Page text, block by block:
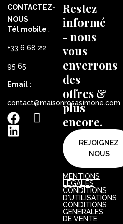
CONTACTEZ-
NOUS
Tél mobile :
+33 6 68 22
95 65
Email :
contact@maisonrosasimone.com
Restez
informé
- nous
vous
enverrons
des
offres &
plus
encore.
REJOIGNEZ
NOUS
MENTIONS
LÉGALES
CONDITIONS
D'UTILISATIONS
CONDITIONS
GENERALES
DE VENTE